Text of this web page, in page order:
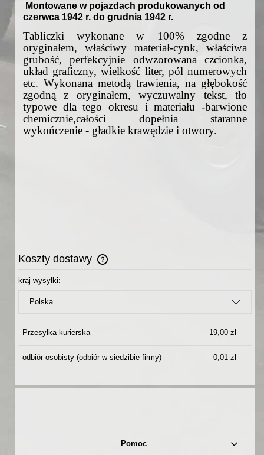
Montowane w pojazdach produkowanych od
czerwca 1942 r. do grudnia 1942 r.
Tabliczki wykonane w 100% zgodne z
oryginałem, właściwy materiał-cynk, właściwa
grubość, perfekcyjnie odwzorowana czcionka,
układ graficzny, wielkość liter, pól numerowych
etc. Wykonana metodą trawienia, na głębokość
zgodną z oryginałem, wyczuwalny tekst, tło
typowe dla tego okresu i materiału -barwione
chemicznie,całości dopełnia staranne
wykończenie - gładkie krawędzie i otwory.
Koszty dostawy
Cena nie zawiera ewentualnych kosztów płatności
kraj wysyłki:
Przesyłka kurierska 19,00 zł
odbiór osobisty(odbiór w siedzibie firmy) 0,01 zł
Pomoc